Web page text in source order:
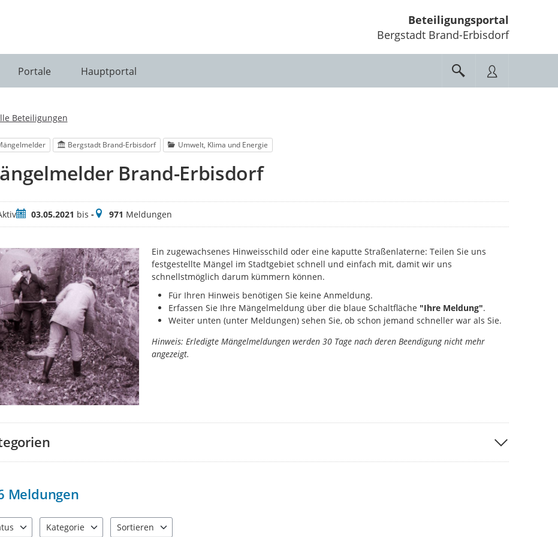
Beteiligungsportal
Bergstadt Brand-Erbisdorf
Portale Hauptportal
Beteiligungen
Bergstadt Brand-Erbisdorf Umwelt, Klima und Energie
Brand-Erbisdorf
Zeitraum
03.05.2021 bis -Meldungen
971 Meldungen
Ein zugewachsenes Hinweisschild oder eine kaputte Straßenlaterne: Teilen Sie uns
festgestellte Mängel im Stadtgebiet schnell und einfach mit, damit wir uns
schnellstmöglich darum kümmern können.
Für Ihren Hinweis benötigen Sie keine Anmeldung.
Erfassen Sie Ihre Mängelmeldung über die blaue Schaltfläche "Ihre Meldung".
Weiter unten (unter Meldungen) sehen Sie, ob schon jemand schneller war als Sie.
Hinweis: Erledigte Mängelmeldungen werden 30 Tage nach deren Beendigung nicht mehr
angezeigt.
Meldungen
Kategorie
Sortieren